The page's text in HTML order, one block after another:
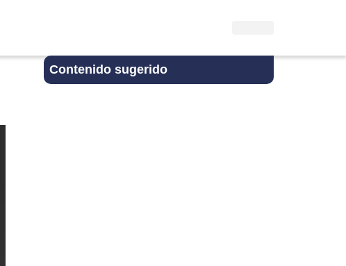
Contenido sugerido